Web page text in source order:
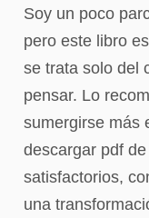
Soy un poco
pero este libro
se trata solo del
pensar. Lo
sumergirse más
descargar pdf
satisfactorios,
una